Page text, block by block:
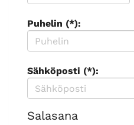
Puhelin (*):
Sähköposti (*):
Salasana